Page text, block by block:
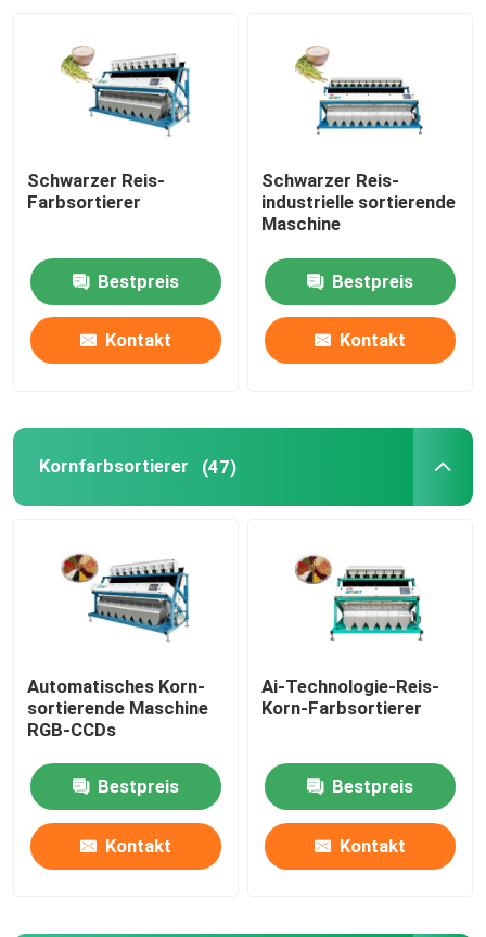
Fabrik-Ausflug
Qualitätskontrolle
Treten Sie mit uns in Verbindung
Nachrichten
Fordern Sie ein Zitat
Kornfarbsortierer
Acajoubaumfarbsortierer
Erdnussfarbsortierer
Gewürz-Farbsortierer
Schwarzer Reis-
Farbsortierer
Bestpreis
Kontakt
Schwarzer Reis-
industrielle sortierende
Maschine
Bestpreis
Kontakt
Kornfarbsortierer (47)
Automatisches Korn-
sortierende Maschine
RGB-CCDs
Bestpreis
Kontakt
Ai-Technologie-Reis-
Korn-Farbsortierer
Bestpreis
Kontakt